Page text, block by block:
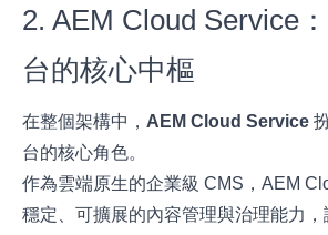
2. AEM Cloud Service
台的核心中樞
在整個架構中， AEM Cloud Service
台的核心角色。
作為雲端原生的企業級 CMS，AEM
穩定、可擴展的內容管理與治理能力，